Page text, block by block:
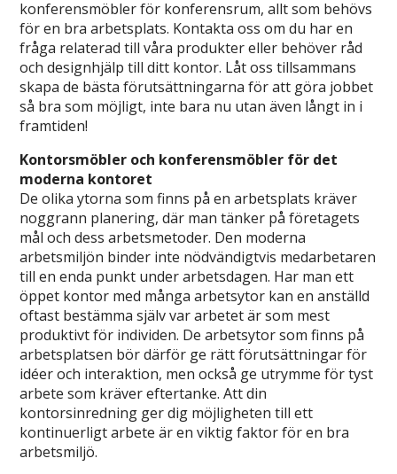
konferensmöbler för konferensrum, allt som behövs
för en bra arbetsplats. Kontakta oss om du har en
fråga relaterad till våra produkter eller behöver råd
och designhjälp till ditt kontor. Låt oss tillsammans
skapa de bästa förutsättningarna för att göra jobbet
så bra som möjligt, inte bara nu utan även långt in i
framtiden!
Kontorsmöbler och konferensmöbler för det
moderna kontoret
De olika ytorna som finns på en arbetsplats kräver
noggrann planering, där man tänker på företagets
mål och dess arbetsmetoder. Den moderna
arbetsmiljön binder inte nödvändigtvis medarbetaren
till en enda punkt under arbetsdagen. Har man ett
öppet kontor med många arbetsytor kan en anställd
oftast bestämma själv var arbetet är som mest
produktivt för individen. De arbetsytor som finns på
arbetsplatsen bör därför ge rätt förutsättningar för
idéer och interaktion, men också ge utrymme för tyst
arbete som kräver eftertanke. Att din
kontorsinredning ger dig möjligheten till ett
kontinuerligt arbete är en viktig faktor för en bra
arbetsmiljö.